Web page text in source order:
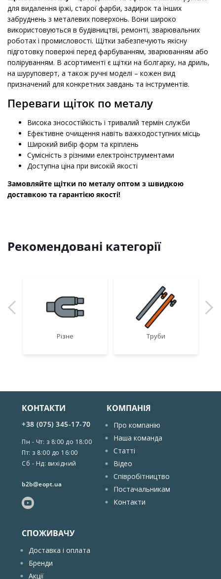
для видалення іржі, старої фарби, задирок та інших
забруднень з металевих поверхонь. Вони широко
використовуються в будівництві, ремонті, зварювальних
роботах і промисловості. Щітки забезпечують якісну
підготовку поверхні перед фарбуванням, зварюванням або
поліруванням. В асортименті є щітки на болгарку, на дриль,
на шуруповерт, а також ручні моделі – кожен вид
призначений для конкретних завдань та інструментів.
Переваги щіток по металу
Висока зносостійкість і тривалий термін служби
Ефективне очищення навіть важкодоступних місць
Широкий вибір форм та кріплень
Сумісність з різними електроінструментами
Доступна ціна при високій якості
Замовляйте щітки по металу оптом з швидкою
доставкою та гарантією якості!
Рекомендовані категорії
Різне Труби
КОНТАКТИ
+38 (075) 345-17-70
Пн - Чт: з 8:00 до 18:00
Пт: з 8:00 до 16:00
Сб - Нд: вихідний
b2b@eopt.ua
КОМПАНІЯ
Про компанію
Наша команда
Статті
Відео
Співробітництво
Постачальникам
Контакти
СПОЖИВАЧУ
Доставка і оплата
Бренди
Акції